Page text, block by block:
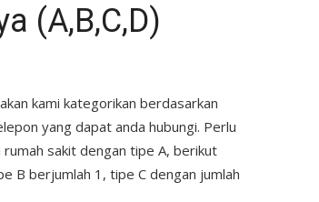
(A,B,C,D)
kami kategorikan berdasarkan
yang dapat anda hubungi. Perlu
sakit dengan tipe A, berikut
B berjumlah 1, tipe C dengan jumlah